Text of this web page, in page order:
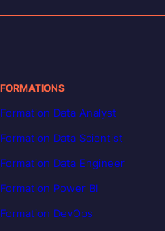
FORMATIONS
Formation Data Analyst
Formation Data Scientist
Formation Data Engineer
Formation Power BI
Formation DevOps